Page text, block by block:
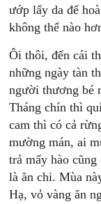
ướp lấy da để
không thể nào
Ôi thôi, đến cái
những ngày tàn
người thương bé
Tháng chín thì
cam thì có cả
mường mán, ai
trả mấy hào
là ăn chi. Mùa
Hạ, vỏ vàng ăn